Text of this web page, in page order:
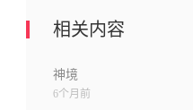
相关内容
神境
6个月前